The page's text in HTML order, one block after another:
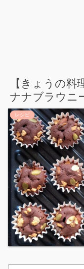
【きょうの
ナナブラウニ
レシピ